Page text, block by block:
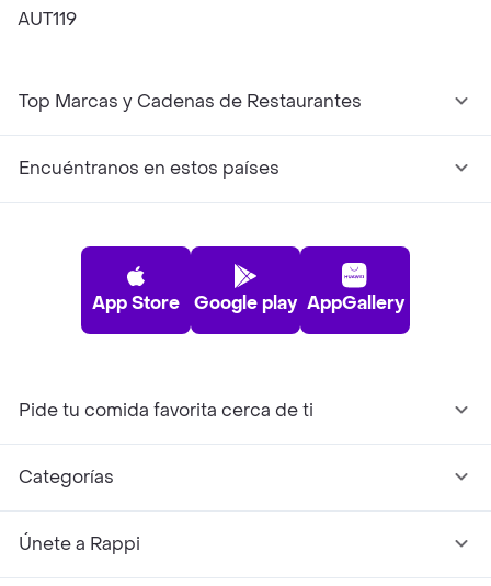
AUT119
Top Marcas y Cadenas de Restaurantes
Encuéntranos en estos países
App Store Google play AppGallery
Pide tu comida favorita cerca de ti
Categorías
Únete a Rappi